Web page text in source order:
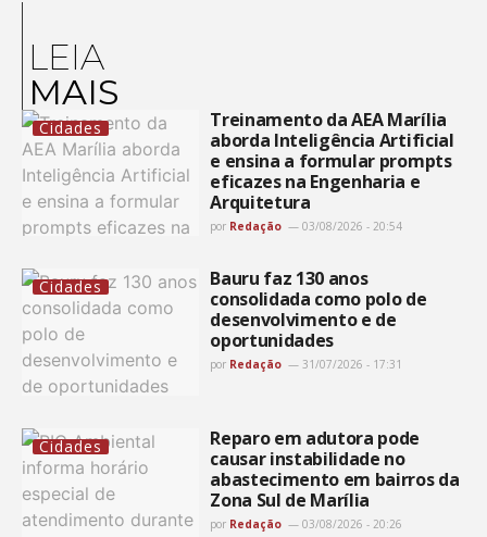
LEIA
MAIS
Cidades
Treinamento da AEA Marília
aborda Inteligência Artificial
e ensina a formular prompts
eficazes na Engenharia e
Arquitetura
por Redação 03/08/2026 - 20:54
Cidades
Bauru faz 130 anos
consolidada como polo de
desenvolvimento e de
oportunidades
por Redação 31/07/2026 - 17:31
Cidades
Reparo em adutora pode
causar instabilidade no
abastecimento em bairros da
Zona Sul de Marília
por Redação 03/08/2026 - 20:26